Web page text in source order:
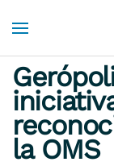
Skip to main
la OMS